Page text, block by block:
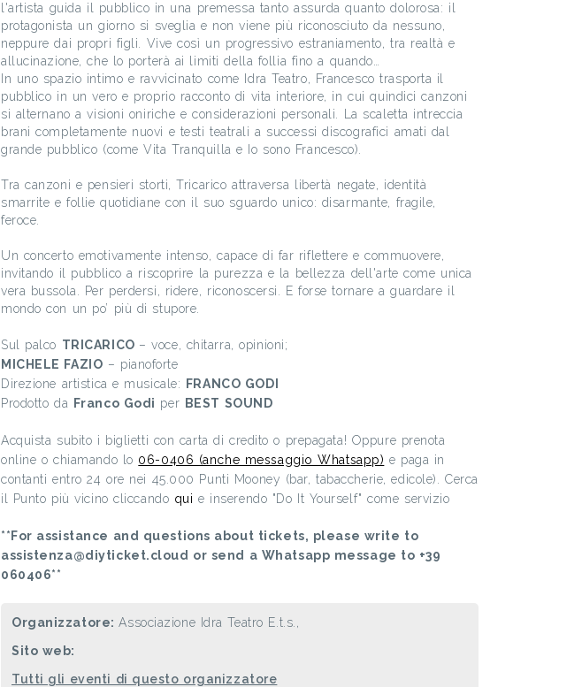
l'artista guida il pubblico in una premessa tanto assurda quanto dolorosa: il
protagonista un giorno si sveglia e non viene più riconosciuto da nessuno,
neppure dai propri figli. Vive così un progressivo estraniamento, tra realtà e
allucinazione, che lo porterà ai limiti della follia fino a quando…
In uno spazio intimo e ravvicinato come Idra Teatro, Francesco trasporta il
pubblico in un vero e proprio racconto di vita interiore, in cui quindici canzoni
si alternano a visioni oniriche e considerazioni personali. La scaletta intreccia
brani completamente nuovi e testi teatrali a successi discografici amati dal
grande pubblico (come Vita Tranquilla e Io sono Francesco).
Tra canzoni e pensieri storti, Tricarico attraversa libertà negate, identità
smarrite e follie quotidiane con il suo sguardo unico: disarmante, fragile,
feroce.
Un concerto emotivamente intenso, capace di far riflettere e commuovere,
invitando il pubblico a riscoprire la purezza e la bellezza dell'arte come unica
vera bussola. Per perdersi, ridere, riconoscersi. E forse tornare a guardare il
mondo con un po’ più di stupore.
Sul palco TRICARICO – voce, chitarra, opinioni;
MICHELE FAZIO – pianoforte
Direzione artistica e musicale:
FRANCO GODI
Prodotto da
Franco Godi per BEST SOUND
Acquista subito i biglietti con carta di credito o prepagata! Oppure prenota
online o chiamando lo 06-0406 (anche messaggio Whatsapp) e paga in
contanti entro 24 ore nei 45.000 Punti Mooney (bar, tabaccherie, edicole). Cerca
il Punto più vicino cliccando qui e inserendo "Do It Yourself" come servizio
**For assistance and questions about tickets, please write to
assistenza@diyticket.cloud or send a Whatsapp message to +39
060406**
Organizzatore:Associazione Idra Teatro E.t.s.,
Sito web:
Tutti gli eventi di questo organizzatore